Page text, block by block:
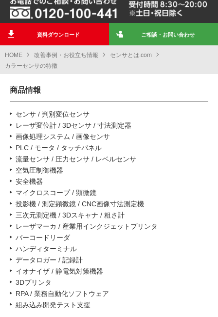
HOME 改善事例・お役立ち情報
センサとは.com
カラーセンサの特徴
資料ダウンロード ご相談・お問い合わせ
商品情報
センサ / 判別変位センサ
レーザ変位計 / 3Dセンサ / 寸法測定器
画像処理システム / 画像センサ
PLC / モータ / タッチパネル
流量センサ / 圧力センサ / レベルセンサ
空気圧制御機器
安全機器
マイクロスコープ / 顕微鏡
投影機 / 測定顕微鏡 / CNC画像寸法測定機
三次元測定機 / 3Dスキャナ / 粗さ計
レーザマーカ / 産業用インクジェットプリンタ
バーコードリーダ
ハンディターミナル
データロガー / 記録計
イオナイザ / 静電気対策機器
3Dプリンタ
RPA / 業務自動化ソフトウェア
組み込み開発テスト支援